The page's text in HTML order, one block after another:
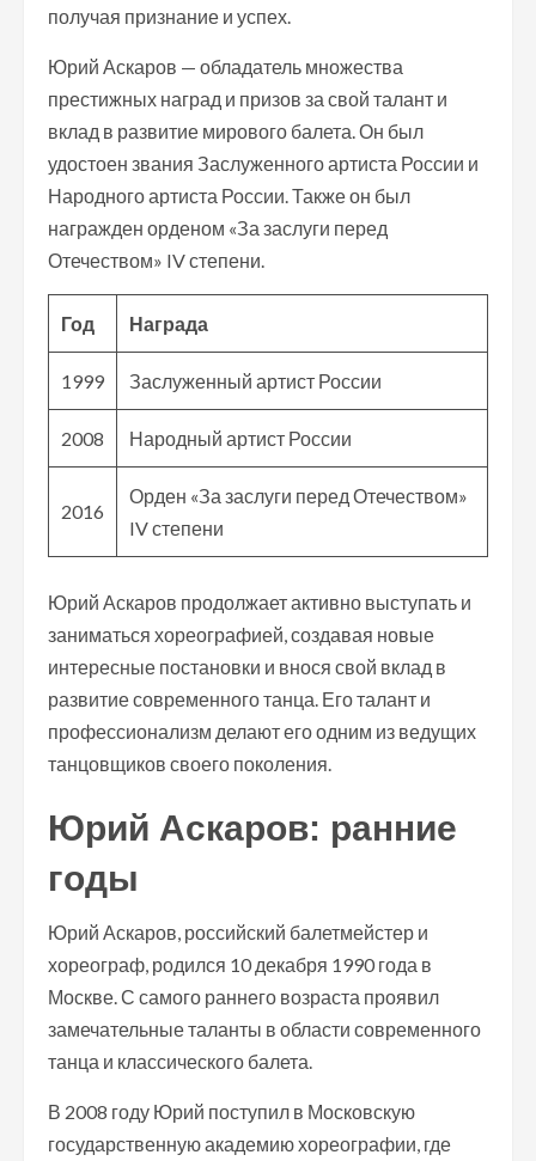
получая признание и успех.
Юрий Аскаров — обладатель множества
престижных наград и призов за свой талант и
вклад в развитие мирового балета. Он был
удостоен звания Заслуженного артиста России и
Народного артиста России. Также он был
награжден орденом «За заслуги перед
Отечеством» IV степени.
Год Награда
1999 Заслуженный артист России
2008 Народный артист России
2016
Орден «За заслуги перед Отечеством»
IV степени
Юрий Аскаров продолжает активно выступать и
заниматься хореографией, создавая новые
интересные постановки и внося свой вклад в
развитие современного танца. Его талант и
профессионализм делают его одним из ведущих
танцовщиков своего поколения.
Юрий Аскаров: ранние
годы
Юрий Аскаров, российский балетмейстер и
хореограф, родился 10 декабря 1990 года в
Москве. С самого раннего возраста проявил
замечательные таланты в области современного
танца и классического балета.
В 2008 году Юрий поступил в Московскую
государственную академию хореографии, где